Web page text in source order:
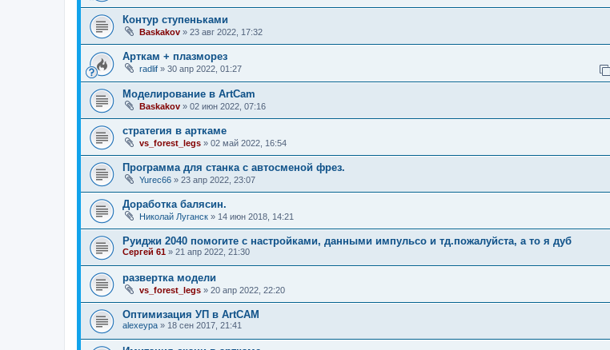
Контур ступеньками
Baskakov » 23 авг 2022, 17:32
Арткам + плазморез
radlif » 30 апр 2022, 01:27
Моделирование в ArtCam
Baskakov » 02 июн 2022, 07:16
стратегия в арткаме
vs_forest_legs » 02 май 2022, 16:54
Программа для станка с автосменой фрез.
Yurec66 » 23 апр 2022, 23:07
Доработка балясин.
Николай Луганск » 14 июн 2018, 14:21
Руиджи 2040 помогите с настройками, данными импульсо и тд.пожалуйста, а то я дуб
Сергей 61 » 21 апр 2022, 21:30
развертка модели
vs_forest_legs » 20 апр 2022, 22:20
Оптимизация УП в ArtCAM
alexeypa » 18 сен 2017, 21:41